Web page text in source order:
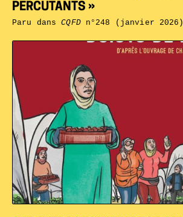
PERCUTANTS »
Paru dansCQFDn°248 (janvier 2026)